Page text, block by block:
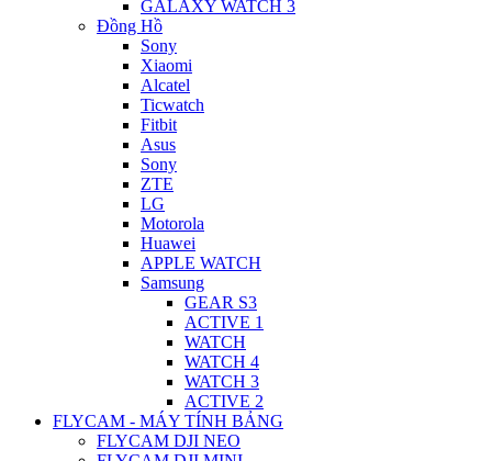
GALAXY WATCH 3
Đồng Hồ
Sony
Xiaomi
Alcatel
Ticwatch
Fitbit
Asus
Sony
ZTE
LG
Motorola
Huawei
APPLE WATCH
Samsung
GEAR S3
ACTIVE 1
WATCH
WATCH 4
WATCH 3
ACTIVE 2
FLYCAM - MÁY TÍNH BẢNG
FLYCAM DJI NEO